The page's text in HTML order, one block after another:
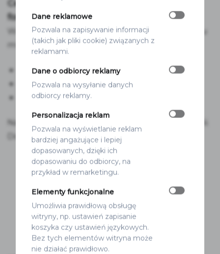
Cena dotyczy jednego arkuszu naklejek w
formacie A3
W zależności od rozmiaru na jednym arkuszu
mieście się określona liczba naklejek:
Naklejki 4 cm – 70 szt./arkusz SRA3
Naklejki 5 cm – 42 szt./arkusz SRA3
Naklejki 6 cm – 30 szt./arkusz SRA3
Naklejki są drukowane na białej, matowej folii.
Dostępne 3 wzory do wyboru:
Dane reklamowe
Pozwala na zapisywanie informacji
(takich jak pliki cookie) związanych z
reklamami.
Dane o odbiorcy reklamy
Pozwala na wysyłanie danych
odbiorcy reklamy.
Personalizacja reklam
Pozwala na wyświetlanie reklam
bardziej angażujące i lepiej
dopasowanych, dzięki ich
dopasowaniu do odbiorcy, na
przykład w remarketingu.
Elementy funkcjonalne
Umożliwia prawidłową obsługę
witryny, np. ustawień zapisanie
koszyka czy ustawień językowych.
Bez tych elementów witryna może
nie działać prawidłowo.